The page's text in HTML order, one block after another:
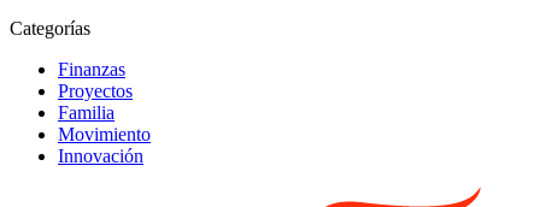
Categorías
Finanzas
Proyectos
Familia
Movimiento
Innovación